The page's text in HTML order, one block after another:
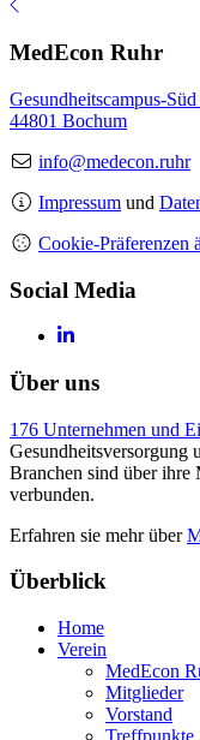
MedEcon Ruhr
Gesundheitscampus-
44801 Bochum
info@medecon.ruhr
Impressum und
Cookie-Präferenzen
Social Media
Über uns
176 Unternehmen und
Gesundheitsversorgung
Branchen sind über
verbunden.
Erfahren sie mehr über
Überblick
Home
Verein
MedEcon
Mitglieder
Vorstand